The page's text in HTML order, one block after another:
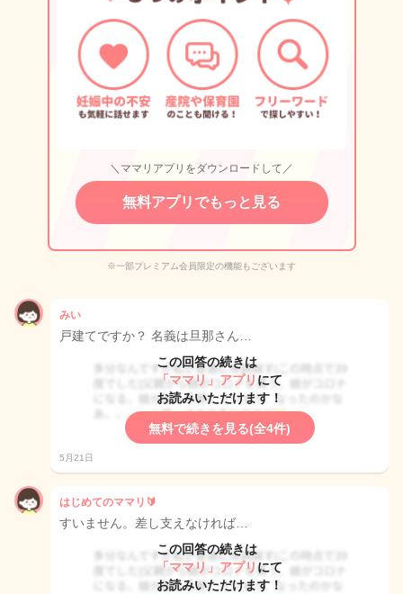
＼ママリアプリをダウンロードして／
無料アプリでもっと見る
※一部プレミアム会員限定の機能もございます
みい
戸建てですか？ 名義は旦那さん…
この回答の続きは
「ママリ」アプリ にて
お読みいただけます！
無料で続きを見る(全4件)
5月21日
はじめてのママリ🔰
すいません。差し支えなければ…
この回答の続きは
「ママリ」アプリ にて
お読みいただけます！